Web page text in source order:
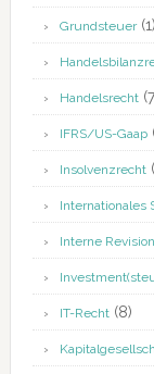
Grundsteuer(1)
Handelsrecht
IFRS/US-Gaap
Insolvenzrecht
Internationales
Interne Revision
IT-Recht(8)